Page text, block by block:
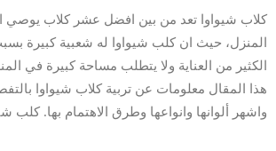
كلاب شيواوا تعد من بين افضل عشر كلاب يوصي
المنزل، حيث ان كلب شيواوا له شعبية كبيرة
الكثير من العناية ولا يتطلب مساحة كبيرة في
هذا المقال معلومات عن تربية كلاب شيواوا
واشهر ألوانها وانواعها وطرق الاهتمام بها. كلب